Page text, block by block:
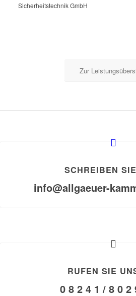
Sicherheitstechnik GmbH
Zur
SCHREIBEN
info@allgaeuer-
RUFEN SIE
0 8 2 4 1 / 8 0 2